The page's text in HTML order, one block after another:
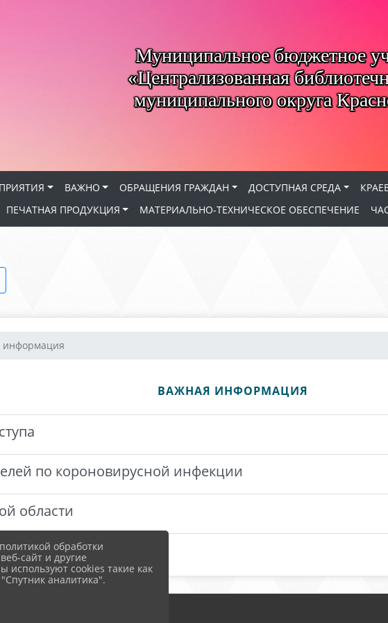
Муниципальное бюджетное
«Централизованная
муниципального округа
ВАЖНО ОБРАЩЕНИЯ ГРАЖДАН ДОСТУПНАЯ СРЕДА
ПЕЧАТНАЯ ПРОДУКЦИЯ МАТЕРИАЛЬНО-ТЕХНИЧЕСКОЕ ОБЕСПЕЧЕНИЕ
информация
ВАЖНАЯ ИНФОРМАЦИЯ
по короновирусной инфекции
области
обработки
сайт и другие
используют cookies такие как
аналитика".